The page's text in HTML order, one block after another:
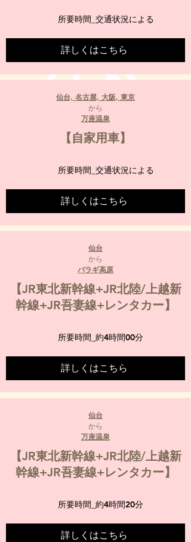
所要時間_ 交通状況による
詳しくはこちら
仙台, 名古屋, 大阪, 東京
から
万座温泉
【自家用車】
所要時間_ 交通状況による
詳しくはこちら
仙台
から
バラギ高原
【JR東北新幹線+JR北陸/上越新
幹線+JR吾妻線+レンタカー】
所要時間_ 約4時間00分
詳しくはこちら
仙台
から
万座温泉
【JR東北新幹線+JR北陸/上越新
幹線+JR吾妻線+レンタカー】
所要時間_ 約4時間20分
詳しくはこちら